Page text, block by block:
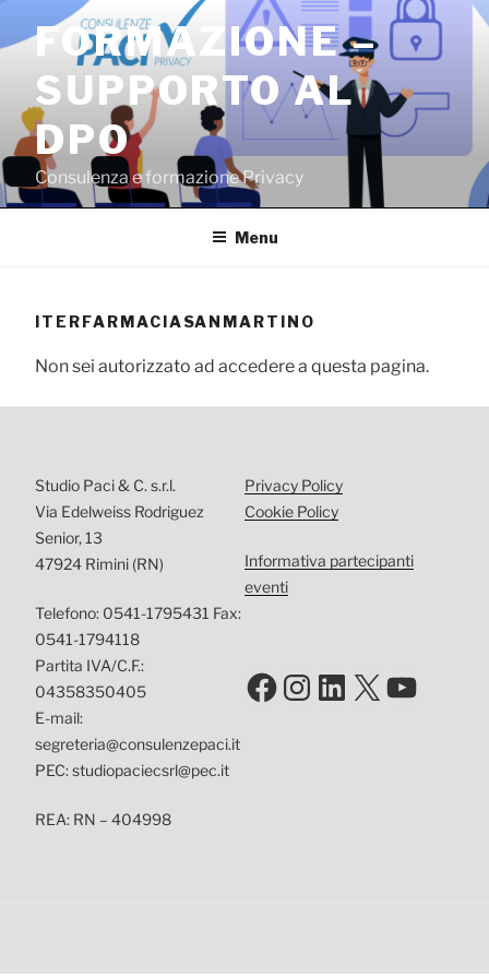
contenuto
FORMAZIONE –
SUPPORTO AL
DPO
Consulenza e formazione Privacy
Menu
ITERFARMACIASANMARTINO
Non sei autorizzato ad accedere a questa pagina.
Studio Paci & C. s.r.l.
Via Edelweiss Rodriguez
Senior, 13
47924 Rimini (RN)
Telefono: 0541-1795431 Fax:
0541-1794118
Partita IVA/C.F.:
04358350405
E-mail:
segreteria@consulenzepaci.it
PEC: studiopaciecsrl@pec.it
REA: RN – 404998
Privacy Policy
Cookie Policy
Informativa partecipanti
eventi
Facebook
Instagram
LinkedIn
X